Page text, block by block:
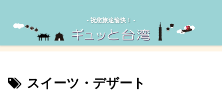
‐ 祝您旅途愉快！ -
スイーツ・デザート